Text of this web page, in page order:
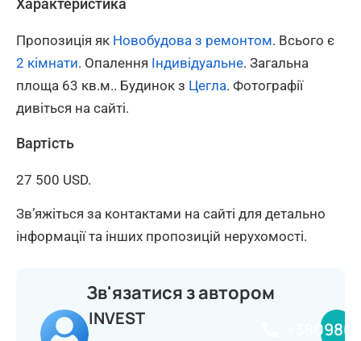
Характеристика
Пропозиція як Новобудова з ремонтом. Всього є
2 кімнати. Опалення Індивідуальне. Загальна
площа 63 кв.м.. Будинок з Цегла. Фотографії
дивіться на сайті.
Вартість
27 500 USD.
Зв’яжіться за контактами на сайті для детально
інформації та інших пропозицій нерухомості.
Зв'язатися з автором
INVEST